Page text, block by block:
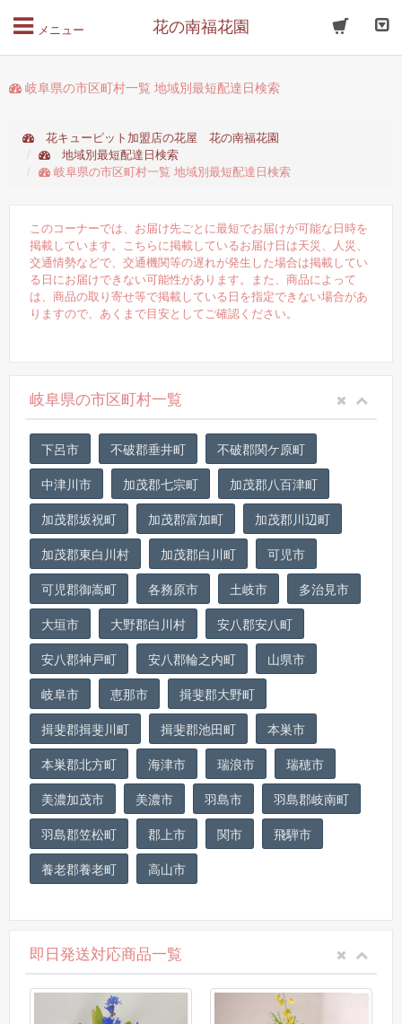
花の南福花園
メニュー
岐阜県の市区町村一覧 地域別最短配達日検索
花キューピット加盟店の花屋 花の南福花園
地域別最短配達日検索
岐阜県の市区町村一覧 地域別最短配達日検索
このコーナーでは、お届け先ごとに最短でお届けが可能な日時を
掲載しています。こちらに掲載しているお届け日は天災、人災、
交通情勢などで、交通機関等の遅れが発生した場合は掲載してい
る日にお届けできない可能性があります。また、商品によって
は、商品の取り寄せ等で掲載している日を指定できない場合があ
りますので、あくまで目安としてご確認ください。
岐阜県の市区町村一覧
下呂市 不破郡垂井町
不破郡関ケ原町
中津川市
加茂郡七宗町
加茂郡八百津町
加茂郡坂祝町
加茂郡富加町
加茂郡川辺町
加茂郡東白川村
加茂郡白川町
可児市
可児郡御嵩町
各務原市 土岐市
多治見市
大垣市
大野郡白川村
安八郡安八町
安八郡神戸町
安八郡輪之内町
山県市
岐阜市
恵那市
揖斐郡大野町
揖斐郡揖斐川町
揖斐郡池田町
本巣市
本巣郡北方町
海津市 瑞浪市
瑞穂市
美濃加茂市
美濃市 羽島市
羽島郡岐南町
羽島郡笠松町
郡上市 関市
飛騨市
養老郡養老町
高山市
即日発送対応商品一覧